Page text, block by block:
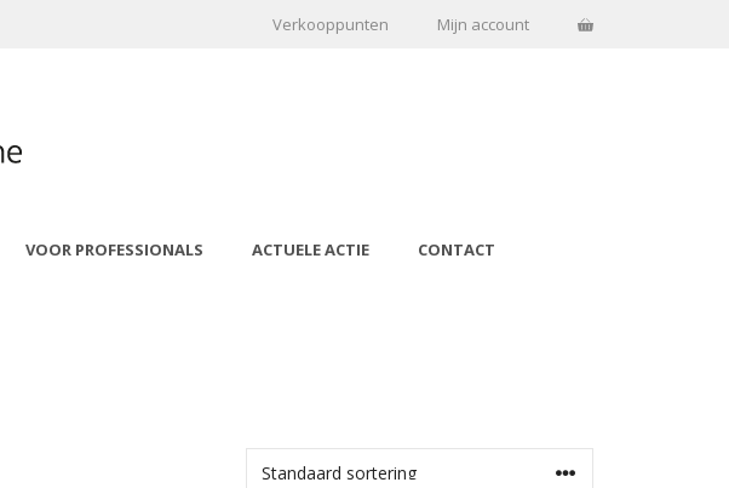
Verkooppunten Mijn account
VOOR PROFESSIONALS ACTUELE ACTIE CONTACT